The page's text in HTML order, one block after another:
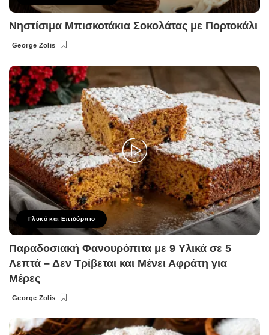
Νηστίσιμα Μπισκοτάκια Σοκολάτας με Πορτοκάλι
Posted
George Zolis
Γλυκό και Επιδόρπιο
Παραδοσιακή Φανουρόπιτα με 9 Υλικά σε 5
Λεπτά – Δεν Τρίβεται και Μένει Αφράτη για
Μέρες
Posted
George Zolis